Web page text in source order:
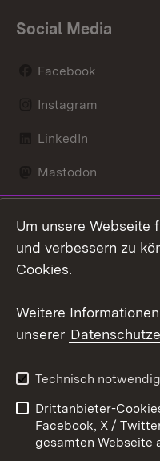
Social Media
Facebook
Instagram
LinkedIn
Mastodon
X / Twitter
Youtube
Kontakt
Barrierefreiheit
Impressum
Um unsere Webseite
und verbessern zu
Cookies.
Weitere
unserer
Technisch
Drittanbieter-
Facebook, X /
gesamten Webseite